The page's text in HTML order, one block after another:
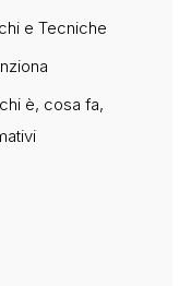
e Tecniche
è, cosa fa,